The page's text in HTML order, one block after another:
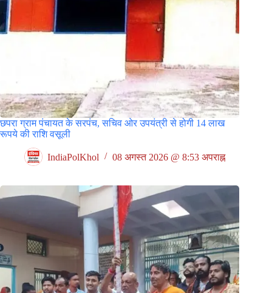
छपरा ग्राम पंचायत के सरपंच, सचिव ओर उपयंत्री से होगी 14 लाख
रूपये की राशि वसूली
IndiaPolKhol 08 अगस्त 2026 @ 8:53 अपराह्न